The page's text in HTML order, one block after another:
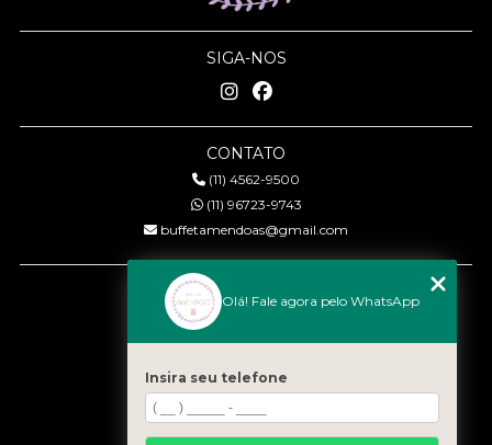
SIGA-NOS
CONTATO
(11) 4562-9500
(11) 96723-9743
buffetamendoas@gmail.com
MENU
Quem somos
Serviços
Eventos
Gastronomia
Olá! Fale agora pelo WhatsApp
Insira seu telefone